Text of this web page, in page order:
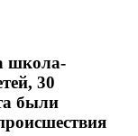
школа-
30
были